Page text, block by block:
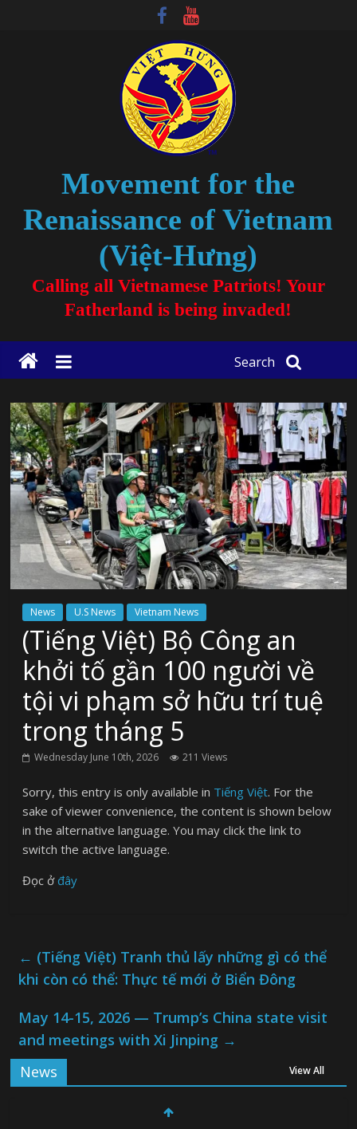
Movement for the
Renaissance of Vietnam
(Việt-Hưng)
Calling all Vietnamese Patriots! Your
Fatherland is being invaded!
Search
News U.S News Vietnam News
(Tiếng Việt) Bộ Công an
khởi tố gần 100 người về
tội vi phạm sở hữu trí tuệ
trong tháng 5
Wednesday June 10th, 2026 211 Views
Sorry, this entry is only available in Tiếng Việt. For the
sake of viewer convenience, the content is shown below
in the alternative language. You may click the link to
switch the active language.
Đọc ởđây
← (Tiếng Việt) Tranh thủ lấy những gì có thể
khi còn có thể: Thực tế mới ở Biển Đông
May 14-15, 2026 — Trump’s China state visit
and meetings with Xi Jinping →
News
View All